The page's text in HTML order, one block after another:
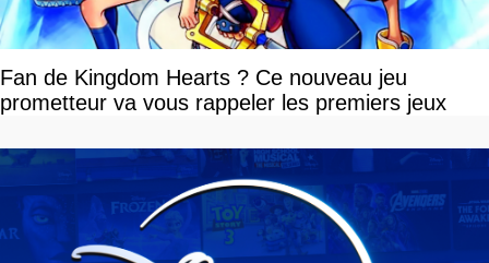
Fan de Kingdom Hearts ? Ce nouveau jeu
prometteur va vous rappeler les premiers jeux